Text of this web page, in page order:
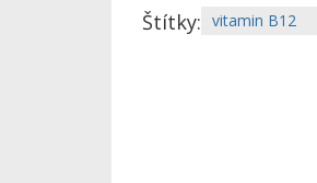
Štítky: vitamin B12